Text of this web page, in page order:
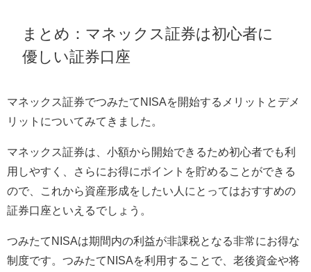
まとめ：マネックス証券は初心者に
優しい証券口座
マネックス証券でつみたてNISAを開始するメリットとデメ
リットについてみてきました。
マネックス証券は、小額から開始できるため初心者でも利
用しやすく、さらにお得にポイントを貯めることができる
ので、これから資産形成をしたい人にとってはおすすめの
証券口座といえるでしょう。
つみたてNISAは期間内の利益が非課税となる非常にお得な
制度です。つみたてNISAを利用することで、老後資金や将